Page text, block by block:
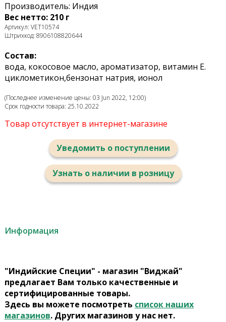
Производитель: Индия
Вес нетто: 210 г
Артикул: VET10574
Штрихкод: 8906108820644
Состав:
вода, кокосовое масло, ароматизатор, витамин Е.
циклометикон,бензонат натрия, ионол
(Последнее изменение цены: 03 Jun 2022, 12:00)
Срок годности товара: 25.10.2022
Товар отсутствует в интернет-магазине
Уведомить о поступлении
Узнать о наличии в розницу
Информация
"Индийские Специи" - магазин "Виджай"
предлагает Вам только качественные и
сертифицированные товары.
Здесь вы можете посмотреть список наших
магазинов. Других магазинов у нас нет.